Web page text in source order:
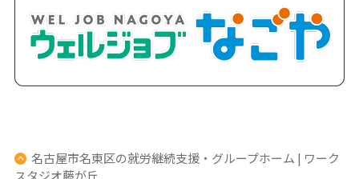
名古屋市名東区の就労継続支援・グループホーム | ワーク